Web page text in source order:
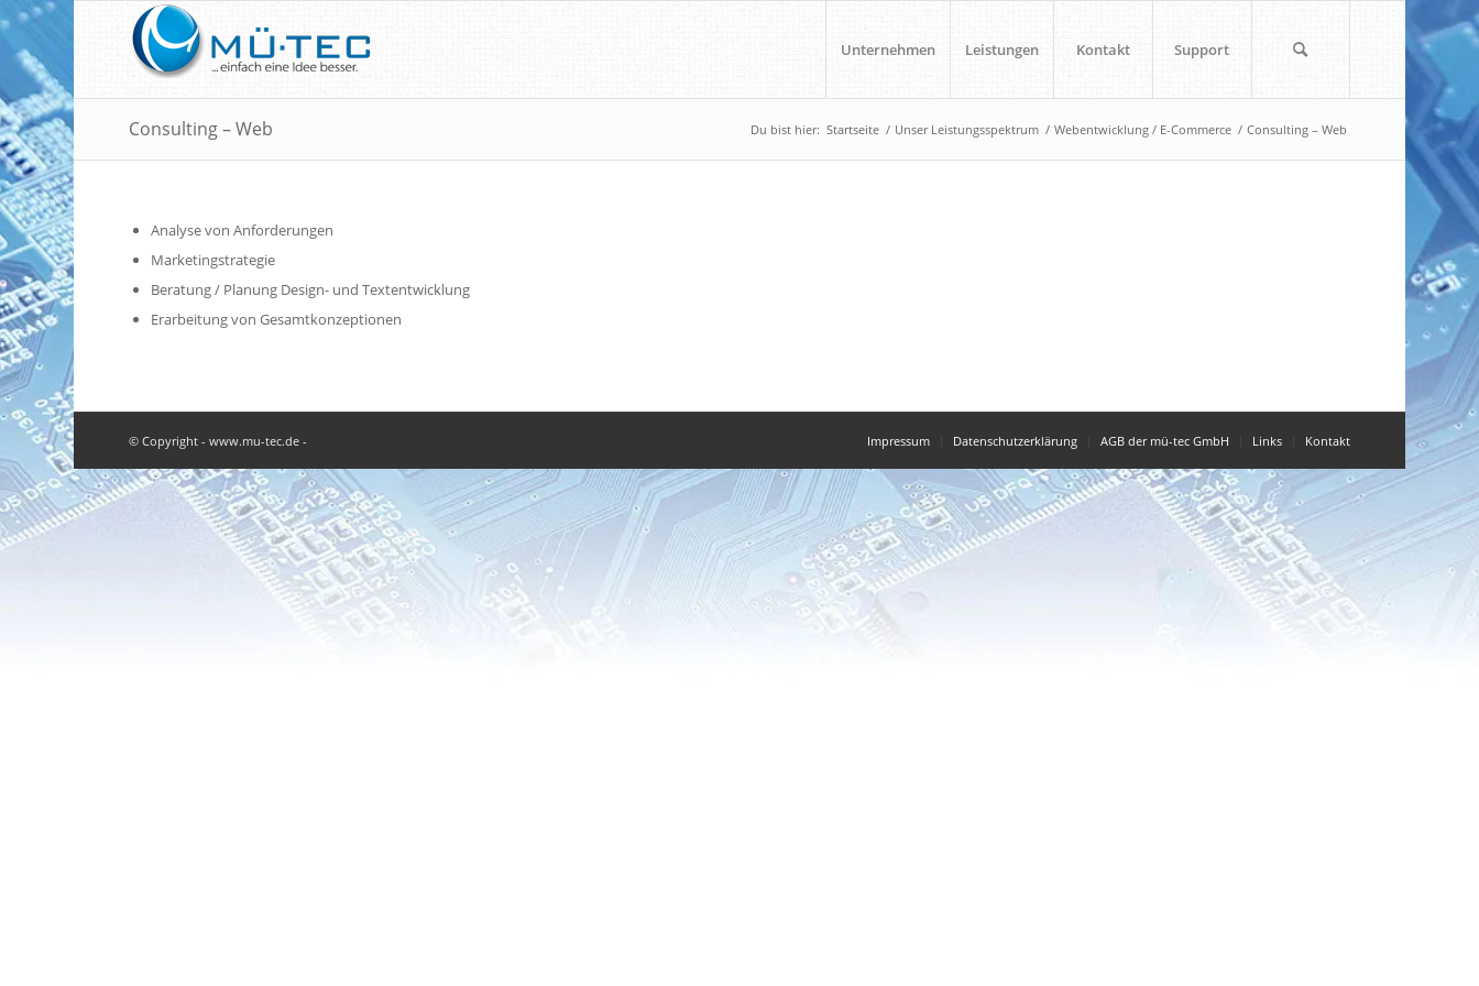
Unternehmen Leistungen Kontakt Support
Consulting – Web Du bist hier: Startseite / Unser Leistungsspektrum / Webentwicklung / E-Commerce / Consulting – Web
Analyse von Anforderungen
Marketingstrategie
Beratung / Planung Design- und Textentwicklung
Erarbeitung von Gesamtkonzeptionen
© Copyright - www.mu-tec.de - Impressum Datenschutzerklärung AGB der mü-tec GmbH Links Kontakt